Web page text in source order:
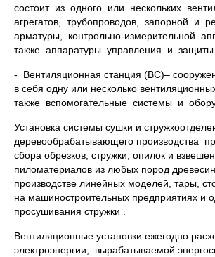
состоит из одного или нескольких
агрегатов, трубопроводов, запорной и
арматуры, контрольно-измерительной
также аппаратуры управления и защиты.
- Вентиляционная станция (ВС)–
в себя одну или несколько
также вспомогательные системы и
Установка системы сушки и
деревообрабатывающего производства
сбора обрезков, стружки, опилок и
пиломатериалов из любых пород
производстве линейных моделей, тары,
на машиностроительных предприятиях и
просушивания стружки .
Вентиляционные установки ежегодно
электроэнергии, вырабатываемой